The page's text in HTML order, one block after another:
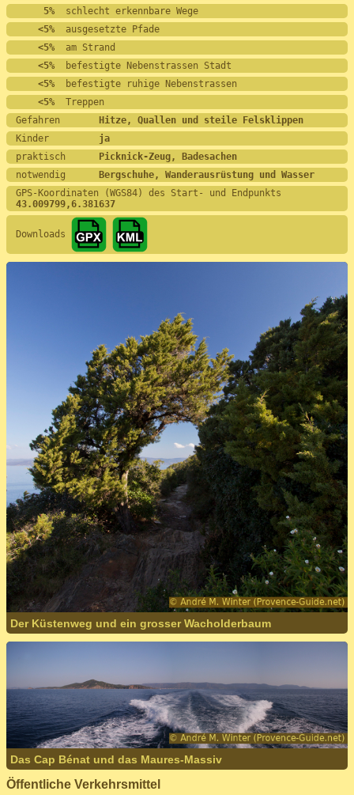
     5%
  schlecht erkennbare Wege
    <5%
  ausgesetzte Pfade
    <5%
  am Strand
    <5%
  befestigte Nebenstrassen Stadt
    <5%
  befestigte ruhige Nebenstrassen
    <5%
  Treppen
Gefahren
Hitze, Quallen und steile Felsklippen
Kinder ja
praktisch
Picknick-Zeug, Badesachen
notwendig
Bergschuhe, Wanderausrüstung und Wasser
GPS-Koordinaten (WGS84) des Start- und Endpunkts
43.009799,6.381637
Downloads
Der Küstenweg und ein grosser Wacholderbaum
Das Cap Bénat und das Maures-Massiv
Öffentliche Verkehrsmittel